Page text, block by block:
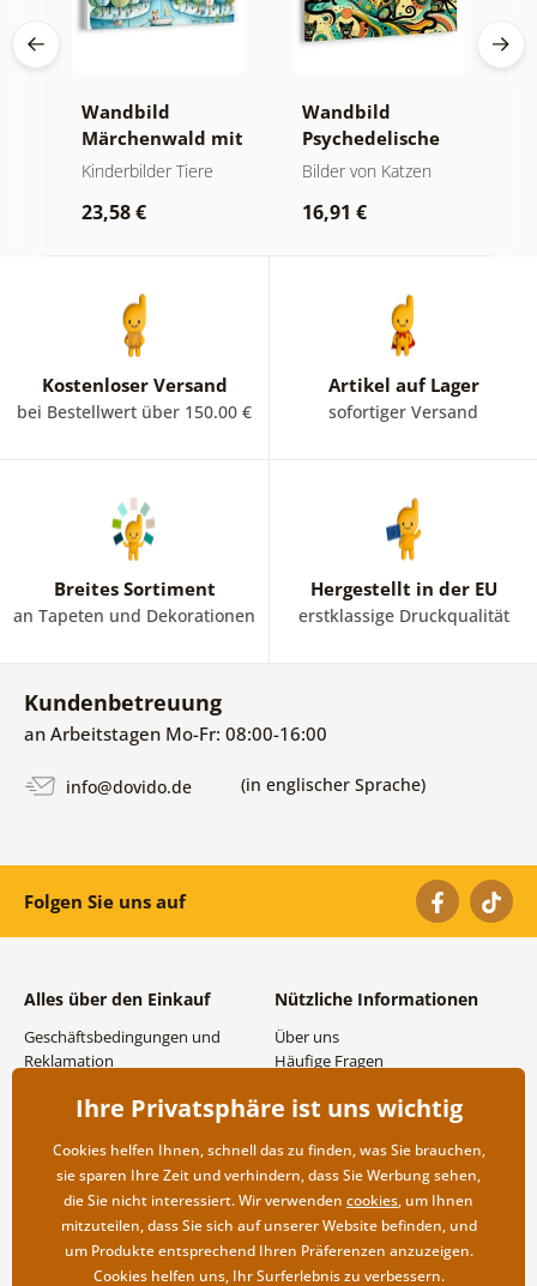
Wandbild
Märchenwald mit
Fuchs und Eulen
Kinderbilder Tiere
23,58 €
Wandbild
Psychedelische
Katzen
Bilder von Katzen
16,91 €
Kostenloser Versand
bei Bestellwert über 150.00 €
Artikel auf Lager
sofortiger Versand
Breites Sortiment
an Tapeten und Dekorationen
Hergestellt in der EU
erstklassige Druckqualität
Kundenbetreuung
an Arbeitstagen Mo-Fr: 08:00-16:00
info@dovido.de (in englischer Sprache)
Folgen Sie uns auf
Alles über den Einkauf
Geschäftsbedingungen und
Reklamation
Versand- und
Rücksendung der Ware
Nützliche Informationen
Über uns
Häufige Fragen
Großhandel und
Ihre Privatsphäre ist uns wichtig
Cookies helfen Ihnen, schnell das zu finden, was Sie brauchen,
sie sparen Ihre Zeit und verhindern, dass Sie Werbung sehen,
die Sie nicht interessiert. Wir verwenden cookies, um Ihnen
mitzuteilen, dass Sie sich auf unserer Website befinden, und
um Produkte entsprechend Ihren Präferenzen anzuzeigen.
Cookies helfen uns, Ihr Surferlebnis zu verbessern.